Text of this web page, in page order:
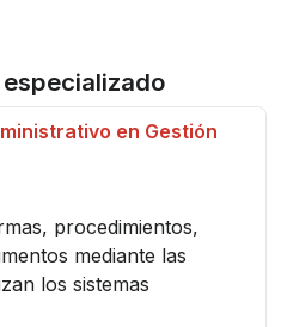
en Gestión
procedimientos,
mediante las
los sistemas